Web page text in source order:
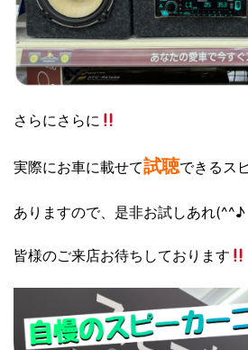
さらにさらに
実際にお車に載せて試聴できるス
ありますので、是非お試しあれ(^^♪
皆様のご来店お待ちしております